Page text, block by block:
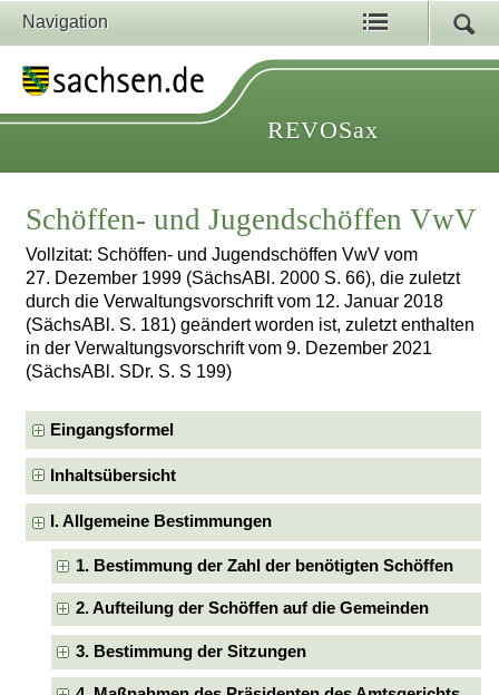
Navigation
REVOSax
Schöffen- und Jugendschöffen VwV
Vollzitat: Schöffen- und Jugendschöffen VwV vom
27. Dezember 1999 (SächsABl. 2000 S. 66), die zuletzt
durch die Verwaltungsvorschrift vom 12. Januar 2018
(SächsABl. S. 181) geändert worden ist, zuletzt enthalten
in der Verwaltungsvorschrift vom 9. Dezember 2021
(SächsABl. SDr. S. S 199)
Eingangsformel
Inhaltsübersicht
I. Allgemeine Bestimmungen
1. Bestimmung der Zahl der benötigten Schöffen
2. Aufteilung der Schöffen auf die Gemeinden
3. Bestimmung der Sitzungen